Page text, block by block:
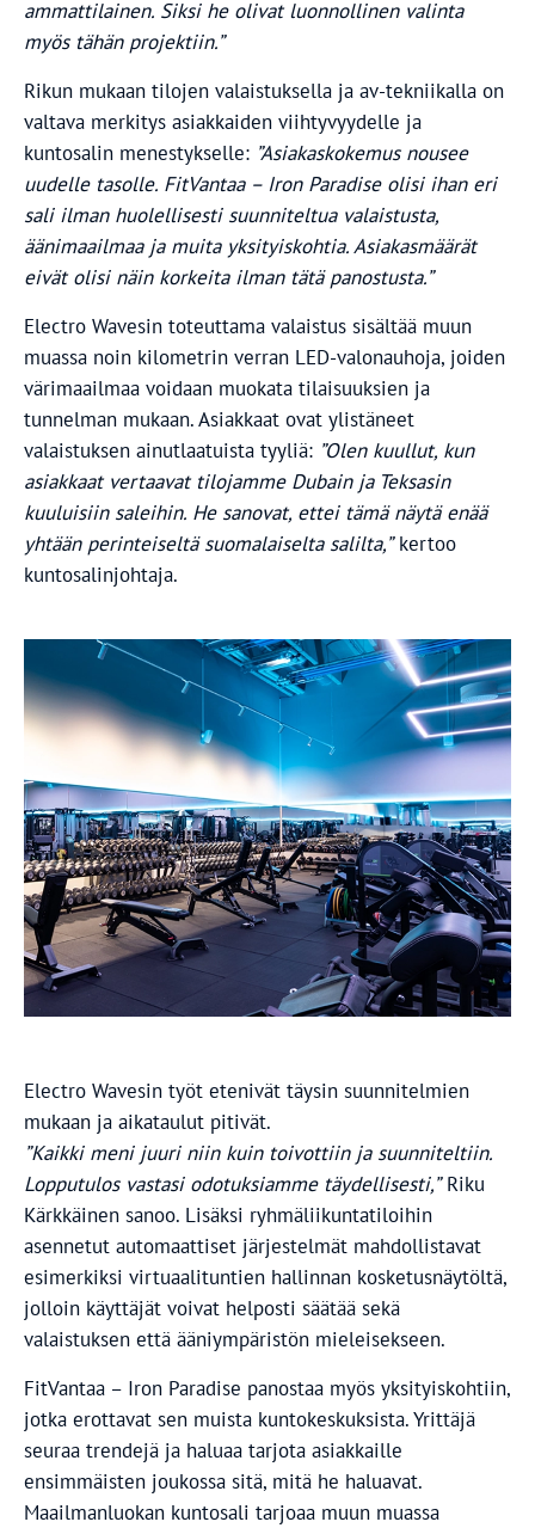
ammattilainen. Siksi he olivat luonnollinen valinta
myös tähän projektiin.”
Rikun mukaan tilojen valaistuksella ja av-tekniikalla on
valtava merkitys asiakkaiden viihtyvyydelle ja
kuntosalin menestykselle: ”Asiakaskokemus nousee
uudelle tasolle. FitVantaa – Iron Paradise olisi ihan eri
sali ilman huolellisesti suunniteltua valaistusta,
äänimaailmaa ja muita yksityiskohtia. Asiakasmäärät
eivät olisi näin korkeita ilman tätä panostusta.”
Electro Wavesin toteuttama valaistus sisältää muun
muassa noin kilometrin verran LED-valonauhoja, joiden
värimaailmaa voidaan muokata tilaisuuksien ja
tunnelman mukaan. Asiakkaat ovat ylistäneet
valaistuksen ainutlaatuista tyyliä: ”Olen kuullut, kun
asiakkaat vertaavat tilojamme Dubain ja Teksasin
kuuluisiin saleihin. He sanovat, ettei tämä näytä enää
yhtään perinteiseltä suomalaiselta salilta,”kertoo
kuntosalinjohtaja.
Electro Wavesin työt etenivät täysin suunnitelmien
mukaan ja aikataulut pitivät.
”Kaikki meni juuri niin kuin toivottiin ja suunniteltiin.
Lopputulos vastasi odotuksiamme täydellisesti,”Riku
Kärkkäinen sanoo. Lisäksi ryhmäliikuntatiloihin
asennetut automaattiset järjestelmät mahdollistavat
esimerkiksi virtuaalituntien hallinnan kosketusnäytöltä,
jolloin käyttäjät voivat helposti säätää sekä
valaistuksen että ääniympäristön mieleisekseen.
FitVantaa – Iron Paradise panostaa myös yksityiskohtiin,
jotka erottavat sen muista kuntokeskuksista. Yrittäjä
seuraa trendejä ja haluaa tarjota asiakkaille
ensimmäisten joukossa sitä, mitä he haluavat.
Maailmanluokan kuntosali tarjoaa muun muassa